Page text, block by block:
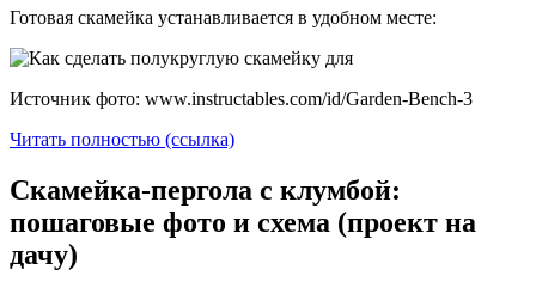
Готовая скамейка устанавливается в удобном месте:
Источник фото: www.instructables.com/id/Garden-Bench-3
Читать полностью (ссылка)
Скамейка-пергола с клумбой:
пошаговые фото и схема (проект на
дачу)